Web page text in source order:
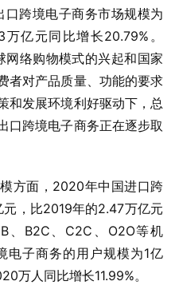
跨境电子商务市场规模为
亿元同比增长20.79%。
络购物模式的兴起和国家
者对产品质量、功能的要求
和发展环境利好驱动下，总
口跨境电子商务正在逐步取
方面，2020年中国进口跨
，比2019年的2.47万亿元
、B2C、C2C、O2O等机
子商务的用户规模为1亿
万人同比增长11.99%。